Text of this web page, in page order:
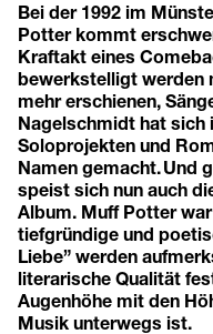
Bei der 1992 im
Potter kommt
Kraftakt eines
bewerkstelligt werden
mehr erschienen,
Nagelschmidt hat sich
Soloprojekten und
Namen gemacht. Und
speist sich nun auch
Album. Muff Potter
tiefgründige und
Liebe” werden
literarische Qualität
Augenhöhe mit den
Musik unterwegs ist.